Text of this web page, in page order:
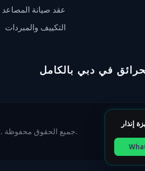
عقد صيانة المصاعد
التكييف والمبردات
في دبي بالكامل
© 2026 QSERV Technical Services LLC. جميع الحقوق محفوظة.
إنذار